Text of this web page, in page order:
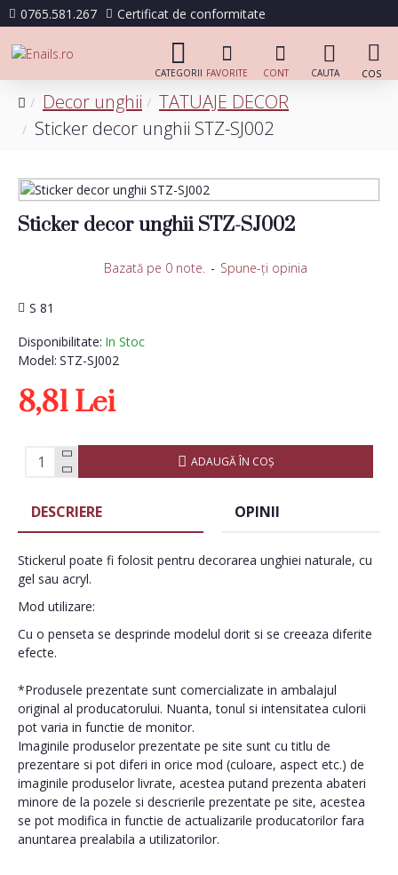
0765.581.267 Certificat de conformitate
Decor unghii
TATUAJE DECOR
Sticker decor unghii STZ-SJ002
Sticker decor unghii STZ-SJ002
Disponibilitate: In Stoc
Model: STZ-SJ002
S 81
Bazată pe 0 note. - Spune-ţi opinia
8,81 Lei
ADAUGĂ ÎN COŞ
DESCRIERE OPINII
Stickerul poate fi folosit pentru decorarea unghiei naturale, cu
gel sau acryl.
Mod utilizare:
Cu o penseta se desprinde modelul dorit si se creeaza diferite
efecte.
*Produsele prezentate sunt comercializate in ambalajul
original al producatorului. Nuanta, tonul si intensitatea culorii
pot varia in functie de monitor.
Imaginile produselor prezentate pe site sunt cu titlu de
prezentare si pot diferi in orice mod (culoare, aspect etc.) de
imaginile produselor livrate, acestea putand prezenta abateri
minore de la pozele si descrierile prezentate pe site, acestea
se pot modifica in functie de actualizarile producatorilor fara
anuntarea prealabila a utilizatorilor.